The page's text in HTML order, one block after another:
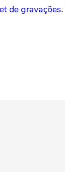
de gravações